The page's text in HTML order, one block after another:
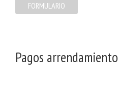
FORMULARIO
Pagos arrendamiento